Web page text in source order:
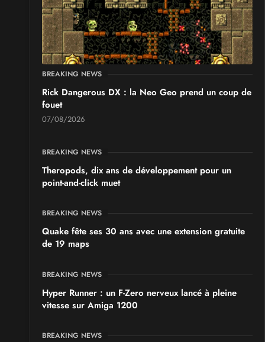
BREAKING NEWS
Rick Dangerous DX : la Neo Geo prend un coup de
fouet
07/08/2026
BREAKING NEWS
Theropods, dix ans de développement pour un
point-and-click muet
BREAKING NEWS
Quake fête ses 30 ans avec une extension gratuite
de 19 maps
BREAKING NEWS
Hyper Runner : un F-Zero nerveux lancé à pleine
vitesse sur Amiga 1200
BREAKING NEWS